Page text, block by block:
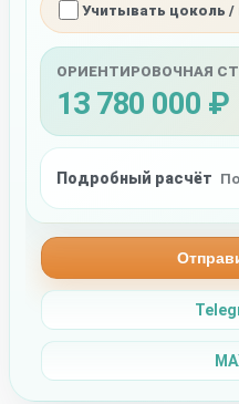
Учитывать цоколь /
ОРИЕНТИРОВОЧНАЯ
13 780 000 ₽
Подробный расчёт